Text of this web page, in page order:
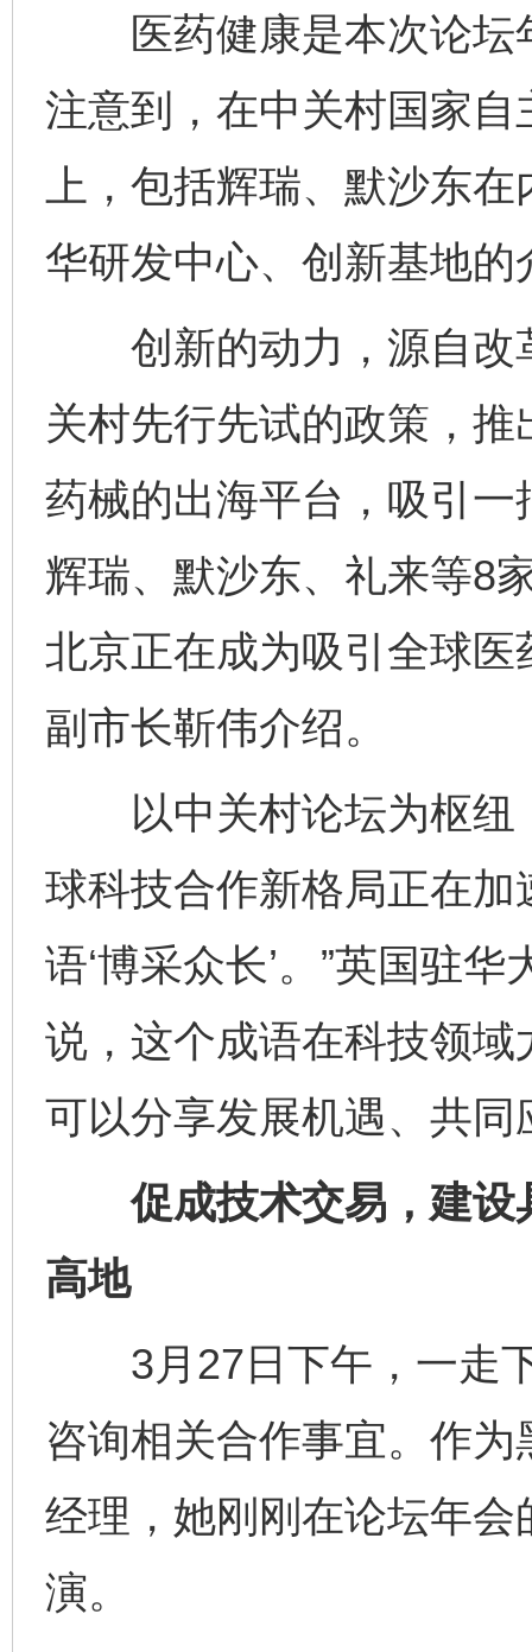
医药健康是本次论坛
注意到，在中关村国家
上，包括辉瑞、默沙东
华研发中心、创新基地的
创新的动力，源自改革
关村先行先试的政策，
药械的出海平台，吸引
辉瑞、默沙东、礼来等8
北京正在成为吸引全球医
副市长靳伟介绍。
以中关村论坛为枢纽
球科技合作新格局正在加
语‘博采众长’。”英国驻
说，这个成语在科技领域
可以分享发展机遇、共同
促成技术交易，建设
高地
3月27日下午，一走下
咨询相关合作事宜。作
经理，她刚刚在论坛年会
演。